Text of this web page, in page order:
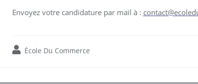
Envoyez votre candidature par mail à :
École Du Commerce